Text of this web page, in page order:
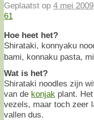
Geplaatst op 4 mei 2009
61
Hoe heet het?
Shirataki, konnyaku
bami, konnaku pasta,
Wat is het?
Shirataki noodles zijn
van de konjak plant.
vezels, maar toch zeer
vallen dus.